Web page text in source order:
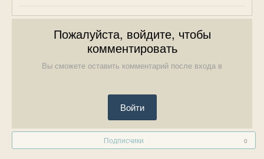
Пожалуйста, войдите, чтобы
комментировать
Вы сможете оставить комментарий после входа в
Войти
Подписчики 0